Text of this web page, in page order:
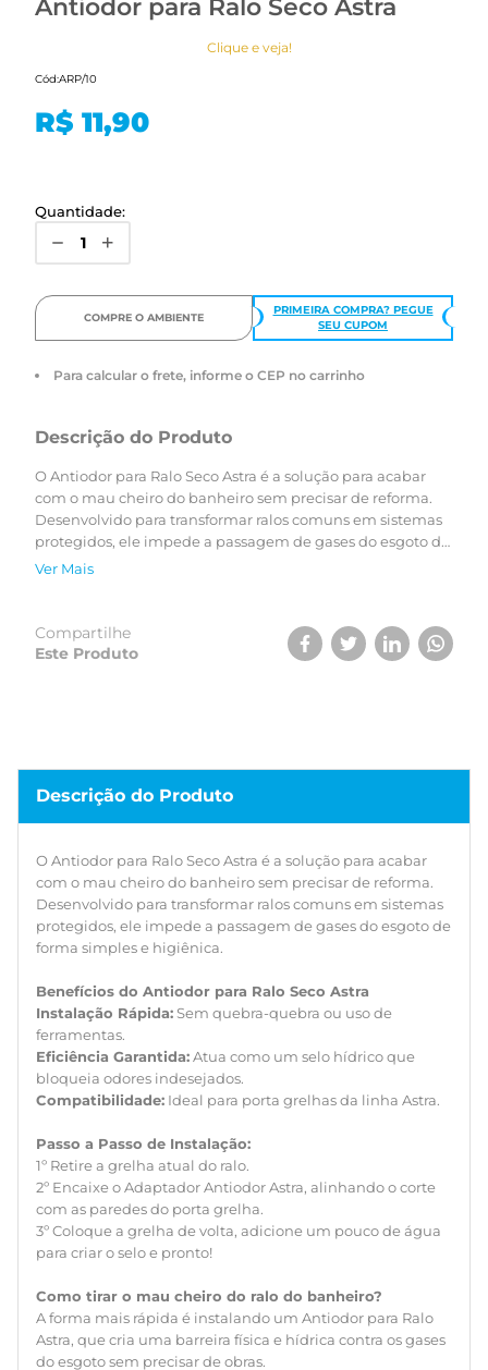
Antiodor para Ralo Seco Astra
Clique e veja!
Cód:ARP/10
R$ 11,90
Quantidade:
COMPRE O AMBIENTE
PRIMEIRA COMPRA? PEGUE
SEU CUPOM
Para calcular o frete, informe o CEP no carrinho
Descrição do Produto
O Antiodor para Ralo Seco Astra é a solução para acabar
com o mau cheiro do banheiro sem precisar de reforma.
Desenvolvido para transformar ralos comuns em sistemas
protegidos, ele impede a passagem de gases do esgoto de
forma simples e higiênica.
Instalação Rápida:
Sem quebra-quebra ou uso de
ferramentas.
2º Encaixe o Adaptador Antiodor Astra, alinhando o corte
com as paredes do porta grelha.
para criar o selo e pronto!
Como tirar o mau cheiro do ralo do banheiro?
A forma mais rápida é instalando um Antiodor para Ralo
Astra, que cria uma barreira física e hídrica contra os gases
O adaptador antiodor serve em qualquer ralo?
O modelo ARP/10 é compatível com ralos redondos ou
quadrados de 10cm.
Preciso de encanador para instalar?
mesmo, bastando encaixar a peça abaixo da grelha.
Ver Mais
Compartilhe
Este Produto
Descrição do Produto
O Antiodor para Ralo Seco Astra é a solução para acabar
com o mau cheiro do banheiro sem precisar de reforma.
Desenvolvido para transformar ralos comuns em sistemas
protegidos, ele impede a passagem de gases do esgoto de
forma simples e higiênica.
Benefícios do Antiodor para Ralo Seco Astra
Instalação Rápida:Sem quebra-quebra ou uso de
ferramentas.
Eficiência Garantida:Atua como um selo hídrico que
bloqueia odores indesejados.
Compatibilidade: Ideal para porta grelhas da linha Astra.
Passo a Passo de Instalação:
1º Retire a grelha atual do ralo.
2º Encaixe o Adaptador Antiodor Astra, alinhando o corte
com as paredes do porta grelha.
3º Coloque a grelha de volta, adicione um pouco de água
para criar o selo e pronto!
Como tirar o mau cheiro do ralo do banheiro?
A forma mais rápida é instalando um Antiodor para Ralo
Astra, que cria uma barreira física e hídrica contra os gases
do esgoto sem precisar de obras.